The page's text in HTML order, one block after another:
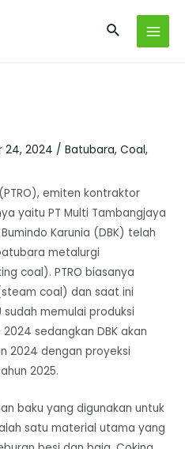
24, 2024 /Batubara,Coal,
emiten kontraktor
yaitu PT Multi Tambangjaya
Karunia (DBK) telah
metalurgi
coal). PTRO biasanya
coal) dan saat ini
sudah memulai produksi
sedangkan DBK akan
2024 dengan proyeksi
2025.
baku yang digunakan untuk
satu material utama yang